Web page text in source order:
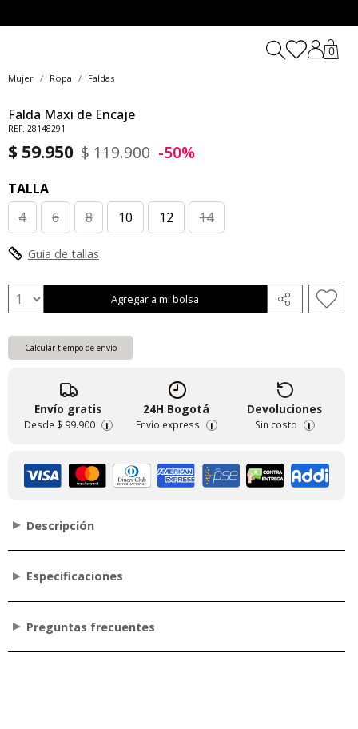
0
Mujer Ropa Faldas
Falda Maxi de Encaje
REF. 28148291
$ 59.950 $ 119.900 -50%
TALLA
4
6 8 10 12 14
Guia de tallas
Agregar a mi bolsa
Calcular tiempo de envío
Envío gratis
Desde $ 99.900 i
24H Bogotá
Envío express i
Devoluciones
Sin costo i
Descripción
Especificaciones
Preguntas frecuentes